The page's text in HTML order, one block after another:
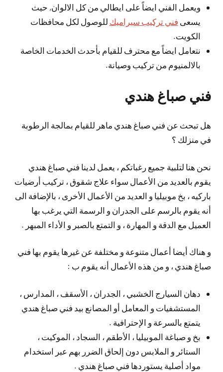
ويعمل الفني ايضاً على ايطالي من كل الالوان, حيث
يسعى فني تركيب سيراميك للوصول لكل محافظات
الكويت.
نتعامل ايضاً مع محترف للقيام بأحدث الخدمات الخاصة
بالالمنيوم من تركيب وصيانة.
فني صباغ هندي
هل تبحث عن فني صباغ هندي ماهر للقيام بمالجة الرطوبة
في منزلك ؟
نحن هنا لتلبية جميع رغباتكم ، يعمل لدينا فني صباغ هندي
يقوم بالعديد من الأعمال سواء علاج شقوق ، تركيب أرضيات
باركيه ، بخ موبيليا و العديد من الأعمال الأخرى ، بالإضافة الى
أنه يقوم بالرسم على الجدران و الرسمة التي يرغب بها
العميل مع الدقة و المهارة ، و التمتع بالصبر و الأداء المبهر .
و هناك أيضا أعمال متنوعة و مختلفة عن غيرها يقوم بها فني
صباغ هندي ، و من هذه الأعمال أنه يقوم ب :
دهان السيارج الخشبي ، الجدران ، الأسقف ، المدارس ،
المستشفيات و المعامل أو المصانع بيد فني صباغ هندي
يتمتع بالسرعة و الإحترافية .
بخ و صباغة الموبيليا ، الأطقم ، السجاد ، الموكيت ،
الستائر و الملابس دون إلحاق الضرر بهم عبر استخدام
مواد أصلية يستوردها فني صباغ هندي .